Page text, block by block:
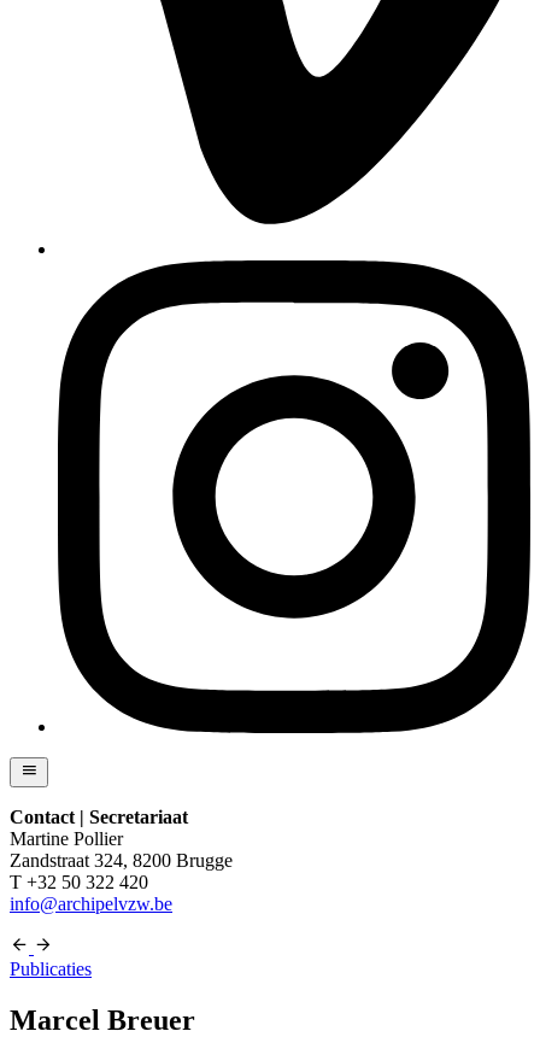
Contact | Secretariaat
Martine Pollier
Zandstraat 324, 8200 Brugge
T +32 50 322 420
info@archipelvzw.be
Publicaties
Marcel Breuer